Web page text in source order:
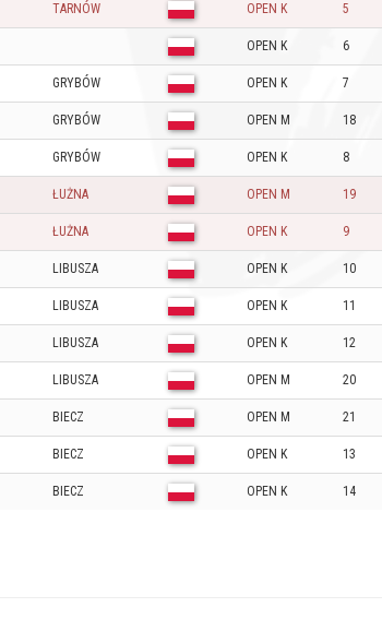
TARNÓW OPEN K 5
OPEN K 6
GRYBÓW OPEN K 7
GRYBÓW OPEN M 18
GRYBÓW OPEN K 8
ŁUŻNA OPEN M 19
ŁUŻNA OPEN K 9
LIBUSZA OPEN K 10
LIBUSZA OPEN K 11
LIBUSZA OPEN K 12
LIBUSZA OPEN M 20
BIECZ OPEN M 21
BIECZ OPEN K 13
BIECZ OPEN K 14